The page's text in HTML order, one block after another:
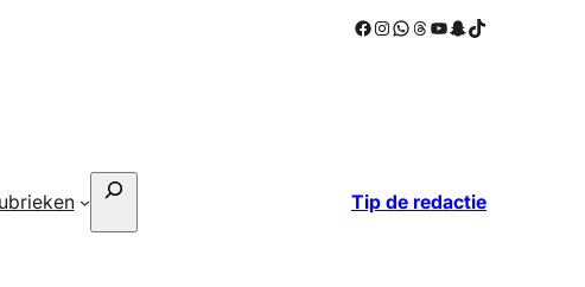
Facebook
Instagram
WhatsApp
Threads
YouTube
Snapchat
TikTok
Zoeken
Tip de redactie